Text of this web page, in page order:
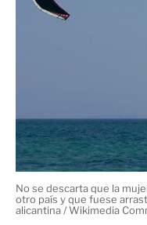
No se descarta que la
otro país y que fuese
alicantina / Wikimedia